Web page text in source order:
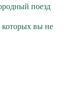
поезд
которых вы не